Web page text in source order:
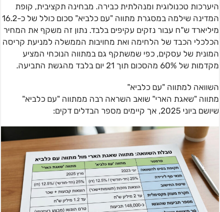
היערכות טכנולוגית ומנהלתית כבירה. מבחינה תקציבית, קופת
המדינה שילמה במסגרת מתווה "עם כלביא" סכום כולל של כ-16.2
מיליארד ש"ח עבור נזקים עקיפים בלבד. נתון זה משקף את המחיר
הכלכלי הכבד של הלחימה ואת מחויבות הממשלה למניעת קריסה
המונית של עסקים, כפי שמשתקף גם במתווה הנוכחי המציע
מקדמות של 60% מהסכום תוך 21 יום בלבד מהגשת התביעה.
השוואה למתווה "עם כלביא"
מתווה "שאגת הארי" שואב השראה רבה ממתווה "עם כלביא"
שיושם ביוני 2025, אך קיימים מספר הבדלים דקים: